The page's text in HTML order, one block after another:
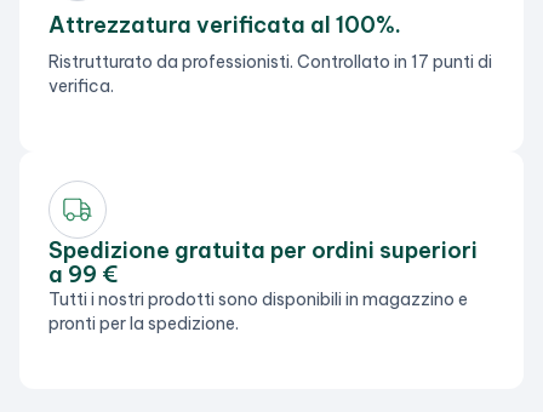
Attrezzatura verificata al 100%.
Ristrutturato da professionisti. Controllato in 17 punti di
verifica.
Spedizione gratuita per ordini superiori
a 99 €
Tutti i nostri prodotti sono disponibili in magazzino e
pronti per la spedizione.